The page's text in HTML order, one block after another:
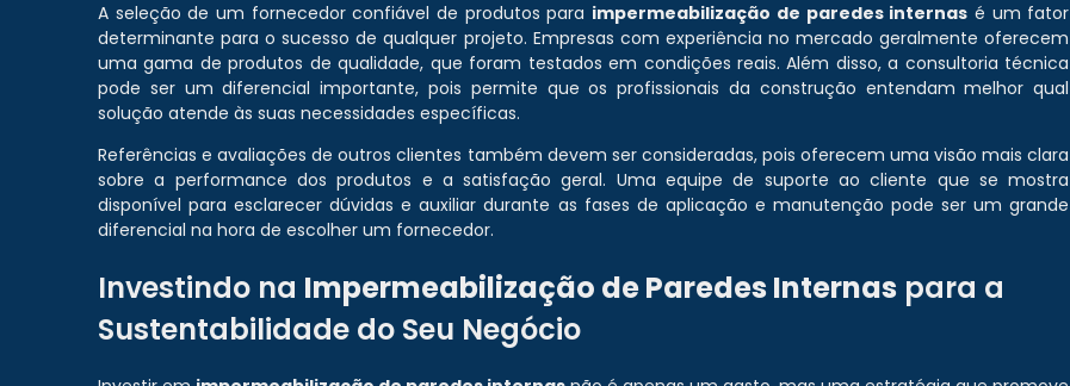
A seleção de um fornecedor confiável de produtos para impermeabilização de paredes internas é um fator
determinante para o sucesso de qualquer projeto. Empresas com experiência no mercado geralmente oferecem
uma gama de produtos de qualidade, que foram testados em condições reais. Além disso, a consultoria técnica
pode ser um diferencial importante, pois permite que os profissionais da construção entendam melhor qual
solução atende às suas necessidades específicas.
Referências e avaliações de outros clientes também devem ser consideradas, pois oferecem uma visão mais clara
sobre a performance dos produtos e a satisfação geral. Uma equipe de suporte ao cliente que se mostra
disponível para esclarecer dúvidas e auxiliar durante as fases de aplicação e manutenção pode ser um grande
diferencial na hora de escolher um fornecedor.
Investindo na Impermeabilização de Paredes Internas para a
Sustentabilidade do Seu Negócio